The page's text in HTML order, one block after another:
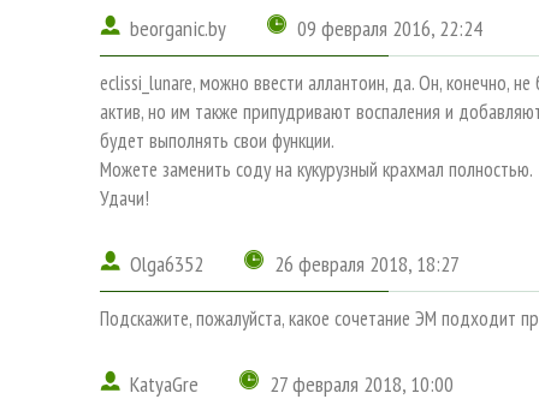
beorganic.by 09 февраля 2016, 22:24
eclissi_lunare, можно ввести аллантоин, да. Он, конечно,
актив, но им также припудривают воспаления и
будет выполнять свои функции.
Можете заменить соду на кукурузный крахмал полностью.
Удачи!
Olga6352 26 февраля 2018, 18:27
Подскажите, пожалуйста, какое сочетание ЭМ подходит
KatyaGre 27 февраля 2018, 10:00